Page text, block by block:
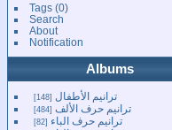
Tags(0)
Search
About
Notification
Albums
ترانيم الأطفال 148
ترانيم حرف الألف 484
ترانيم حرف الباء 82